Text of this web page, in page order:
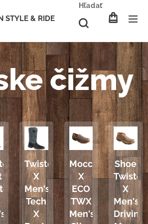
STYLE & RIDE
Hľadať
čižmy
Twisted
X
Men's
Tech
X
MoccasinsTwisted
X
ECO
TWX
Men's
Shoe
Twisted
X
Men's
Driving